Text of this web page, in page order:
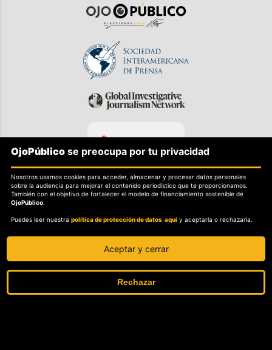
Nosotros.
Misión, visión y valores.
OjoPúblico se preocupa por tu privacidad
Nosotros usamos cookies para acceder, almacenar y procesar datos personales
sobre la audiencia para mejorar el contenido periodístico que te proporcionamos.
También con el objetivo de fortalecer el modelo de financiamiento sostenible de
OjoPúblico.
Puedes leer nuestrapolítica de protección de datos aquí y aceptarla o rechazarla.
Aceptar y cerrar
Rechazar